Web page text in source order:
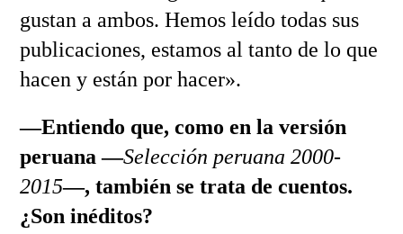
gustan a ambos. Hemos leído todas sus
publicaciones, estamos al tanto de lo que
hacen y están por hacer».
—Entiendo que, como en la versión
peruana —Selección peruana 2000-
2015—, también se trata de cuentos.
¿Son inéditos?